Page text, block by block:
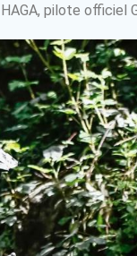
HAGA, pilote officiel